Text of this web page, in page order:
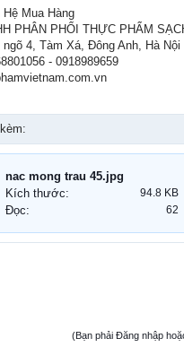
Mua Hàng
PHÂN PHỐI THỰC PHẨM
4, Tàm Xá, Đông Anh, Hà Nội
- 0918989659
nac mong trau 45.jpg
Kích thước:
94.8 KB
Đọc: 62
(Bạn phải Đăng nhập